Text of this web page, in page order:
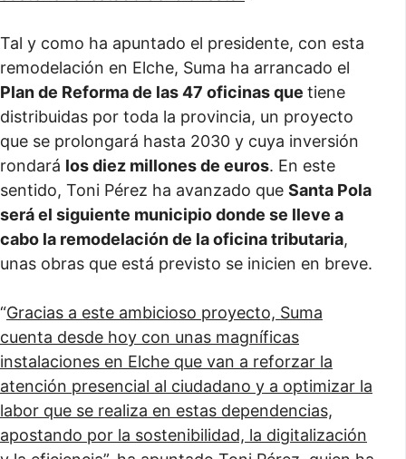
Tal y como ha apuntado el presidente, con esta
remodelación en Elche, Suma ha arrancado el
Plan de Reforma de las 47 oficinas que tiene
distribuidas por toda la provincia, un proyecto
que se prolongará hasta 2030 y cuya inversión
rondará los diez millones de euros. En este
sentido, Toni Pérez ha avanzado que Santa Pola
será el siguiente municipio donde se lleve a
cabo la remodelación de la oficina tributaria,
unas obras que está previsto se inicien en breve.
“Gracias a este ambicioso proyecto, Suma
cuenta desde hoy con unas magníficas
instalaciones en Elche que van a reforzar la
atención presencial al ciudadano y a optimizar la
labor que se realiza en estas dependencias,
apostando por la sostenibilidad, la digitalización